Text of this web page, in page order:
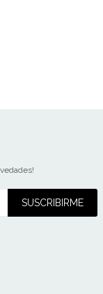
SUSCRIBIRME